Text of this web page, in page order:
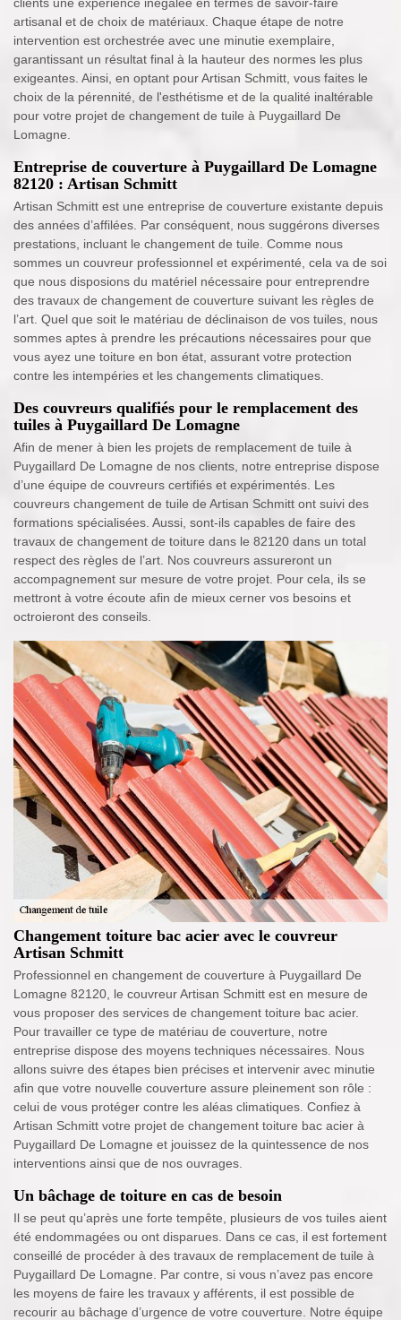
artisanal et de choix de matériaux. Chaque étape de notre
intervention est orchestrée avec une minutie exemplaire,
garantissant un résultat final à la hauteur des normes les plus
exigeantes. Ainsi, en optant pour Artisan Schmitt, vous faites le
choix de la pérennité, de l'esthétisme et de la qualité inaltérable
pour votre projet de changement de tuile à Puygaillard De
Lomagne.
Entreprise de couverture à Puygaillard De Lomagne
82120 : Artisan Schmitt
Artisan Schmitt est une entreprise de couverture existante depuis
des années d’affilées. Par conséquent, nous suggérons diverses
prestations, incluant le changement de tuile. Comme nous
sommes un couvreur professionnel et expérimenté, cela va de soi
que nous disposions du matériel nécessaire pour entreprendre
des travaux de changement de couverture suivant les règles de
l’art. Quel que soit le matériau de déclinaison de vos tuiles, nous
sommes aptes à prendre les précautions nécessaires pour que
vous ayez une toiture en bon état, assurant votre protection
contre les intempéries et les changements climatiques.
Des couvreurs qualifiés pour le remplacement des
tuiles à Puygaillard De Lomagne
Afin de mener à bien les projets de remplacement de tuile à
Puygaillard De Lomagne de nos clients, notre entreprise dispose
d’une équipe de couvreurs certifiés et expérimentés. Les
couvreurs changement de tuile de Artisan Schmitt ont suivi des
formations spécialisées. Aussi, sont-ils capables de faire des
travaux de changement de toiture dans le 82120 dans un total
respect des règles de l’art. Nos couvreurs assureront un
accompagnement sur mesure de votre projet. Pour cela, ils se
mettront à votre écoute afin de mieux cerner vos besoins et
octroieront des conseils.
Changement toiture bac acier avec le couvreur
Artisan Schmitt
Professionnel en changement de couverture à Puygaillard De
Lomagne 82120, le couvreur Artisan Schmitt est en mesure de
vous proposer des services de changement toiture bac acier.
Pour travailler ce type de matériau de couverture, notre
entreprise dispose des moyens techniques nécessaires. Nous
allons suivre des étapes bien précises et intervenir avec minutie
afin que votre nouvelle couverture assure pleinement son rôle :
celui de vous protéger contre les aléas climatiques. Confiez à
Artisan Schmitt votre projet de changement toiture bac acier à
Puygaillard De Lomagne et jouissez de la quintessence de nos
interventions ainsi que de nos ouvrages.
Un bâchage de toiture en cas de besoin
Il se peut qu’après une forte tempête, plusieurs de vos tuiles aient
été endommagées ou ont disparues. Dans ce cas, il est fortement
conseillé de procéder à des travaux de remplacement de tuile à
Puygaillard De Lomagne. Par contre, si vous n’avez pas encore
les moyens de faire les travaux y afférents, il est possible de
recourir au bâchage d’urgence de votre couverture. Notre équipe